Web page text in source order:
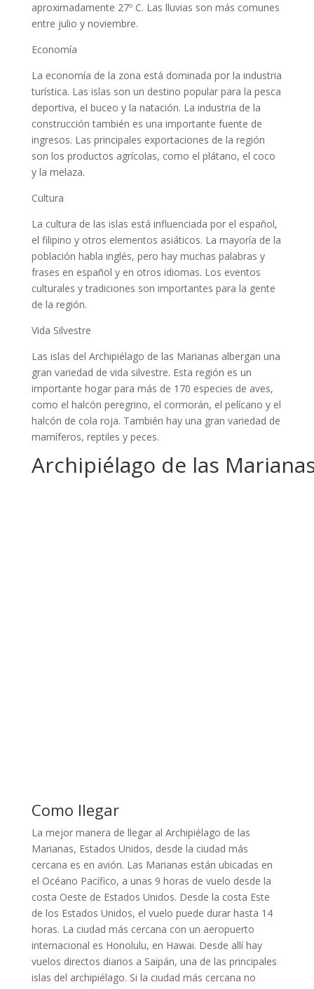
aproximadamente 27º C. Las lluvias son más comunes
entre julio y noviembre.
Economía
La economía de la zona está dominada por la industria
turística. Las islas son un destino popular para la pesca
deportiva, el buceo y la natación. La industria de la
construcción también es una importante fuente de
ingresos. Las principales exportaciones de la región
son los productos agrícolas, como el plátano, el coco
y la melaza.
Cultura
La cultura de las islas está influenciada por el español,
el filipino y otros elementos asiáticos. La mayoría de la
población habla inglés, pero hay muchas palabras y
frases en español y en otros idiomas. Los eventos
culturales y tradiciones son importantes para la gente
de la región.
Vida Silvestre
Las islas del Archipiélago de las Marianas albergan una
gran variedad de vida silvestre. Esta región es un
importante hogar para más de 170 especies de aves,
como el halcón peregrino, el cormorán, el pelícano y el
halcón de cola roja. También hay una gran variedad de
mamíferos, reptiles y peces.
Archipiélago de las
Como llegar
La mejor manera de llegar al Archipiélago de las
Marianas, Estados Unidos, desde la ciudad más
cercana es en avión. Las Marianas están ubicadas en
el Océano Pacífico, a unas 9 horas de vuelo desde la
costa Oeste de Estados Unidos. Desde la costa Este
de los Estados Unidos, el vuelo puede durar hasta 14
horas. La ciudad más cercana con un aeropuerto
internacional es Honolulu, en Hawai. Desde allí hay
vuelos directos diarios a Saipán, una de las principales
islas del archipiélago. Si la ciudad más cercana no